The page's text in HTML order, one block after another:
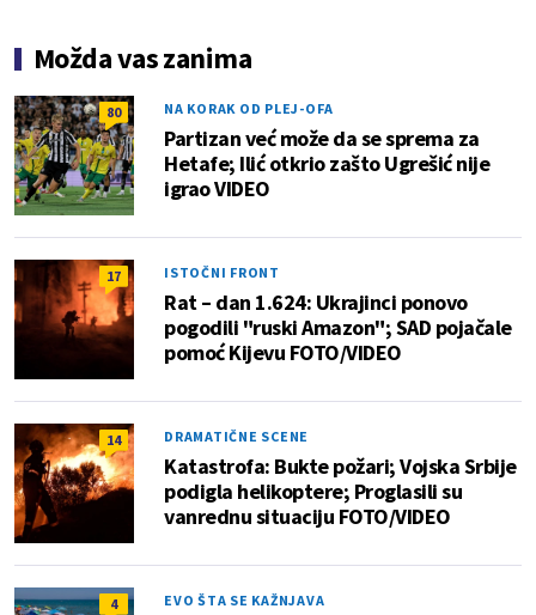
Možda vas zanima
80 NA KORAK OD PLEJ-OFA
Partizan već može da se sprema za
Hetafe; Ilić otkrio zašto Ugrešić nije
igrao VIDEO
17 ISTOČNI FRONT
Rat – dan 1.624: Ukrajinci ponovo
pogodili "ruski Amazon"; SAD pojačale
pomoć Kijevu FOTO/VIDEO
14 DRAMATIČNE SCENE
Katastrofa: Bukte požari; Vojska Srbije
podigla helikoptere; Proglasili su
vanrednu situaciju FOTO/VIDEO
4 EVO ŠTA SE KAŽNJAVA